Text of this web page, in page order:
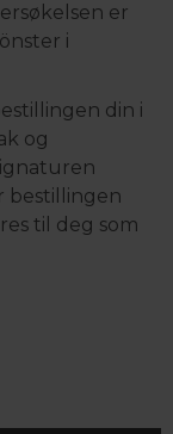
er
i
din i
og
bestillingen
til deg som